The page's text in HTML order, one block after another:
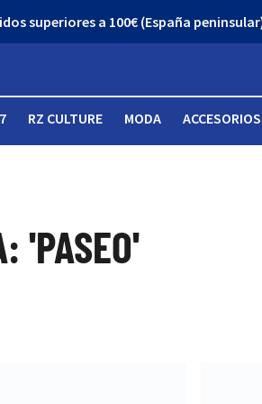
superiores a 100€ (España
RZ CULTURE MODA ACCESORIOS
'PASEO'